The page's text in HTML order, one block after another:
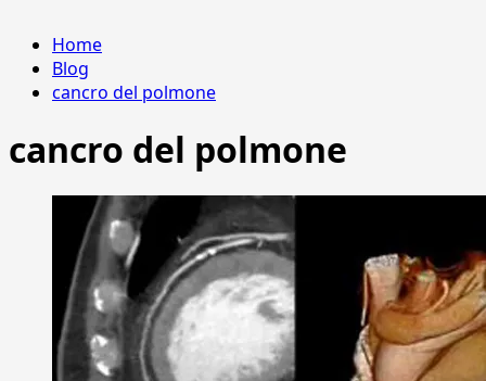
Home
Blog
cancro del polmone
cancro del polmone